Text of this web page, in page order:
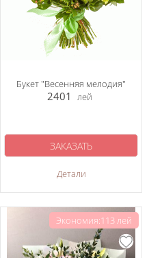
Букет "Весенняя мелодия"
2401 лей
Детали
ЗАКАЗАТЬ
Экономия:113 лей